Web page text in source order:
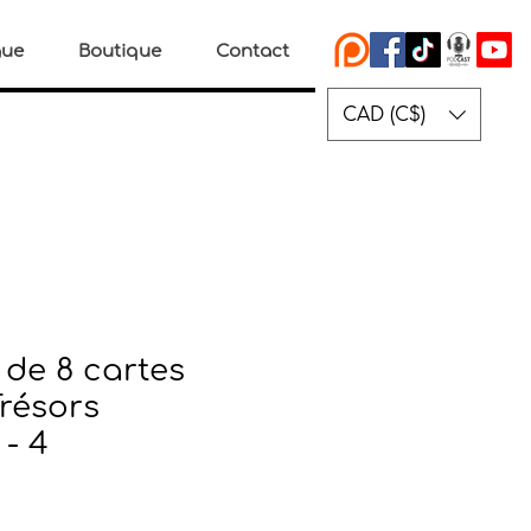
Boutique Contact
CAD (C$)
8 cartes
4